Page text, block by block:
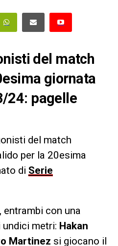
del match
giornata
24: pagelle
del match
per la 20esima
di Serie
entrambi con una
metri: Hakan
Martinez si giocano il